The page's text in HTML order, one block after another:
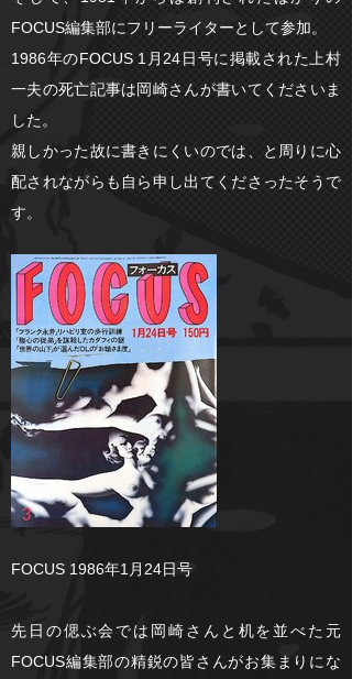
FOCUS編集部にフリーライターとして参加。
1986年のFOCUS 1月24日号に掲載された上村
一夫の死亡記事は岡崎さんが書いてくださいま
した。
親しかった故に書きにくいのでは、と周りに心
配されながらも自ら申し出てくださったそうで
す。
FOCUS 1986年1月24日号
先日の偲ぶ会では岡崎さんと机を並べた元
FOCUS編集部の精鋭の皆さんがお集まりにな